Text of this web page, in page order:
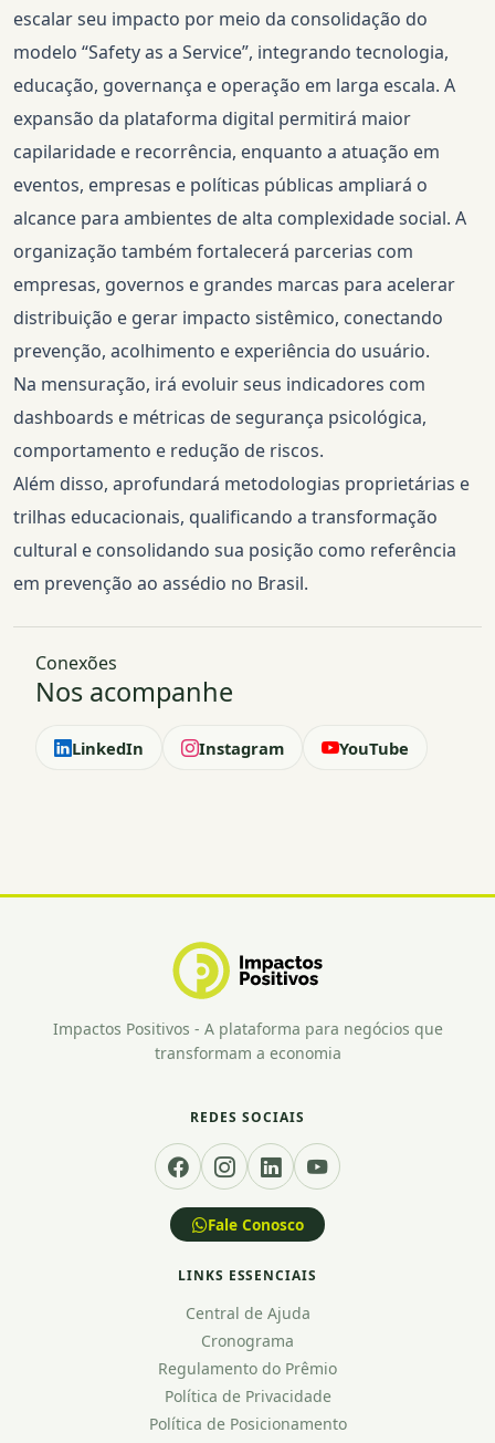
escalar seu impacto por meio da consolidação do
modelo “Safety as a Service”, integrando tecnologia,
educação, governança e operação em larga escala. A
expansão da plataforma digital permitirá maior
capilaridade e recorrência, enquanto a atuação em
eventos, empresas e políticas públicas ampliará o
alcance para ambientes de alta complexidade social. A
organização também fortalecerá parcerias com
empresas, governos e grandes marcas para acelerar
distribuição e gerar impacto sistêmico, conectando
prevenção, acolhimento e experiência do usuário.
Na mensuração, irá evoluir seus indicadores com
dashboards e métricas de segurança psicológica,
comportamento e redução de riscos.
Além disso, aprofundará metodologias proprietárias e
trilhas educacionais, qualificando a transformação
cultural e consolidando sua posição como referência
em prevenção ao assédio no Brasil.
Conexões
Nos acompanhe
LinkedIn Instagram YouTube
Impactos Positivos - A plataforma para negócios que
transformam a economia
REDES SOCIAIS
Fale Conosco
LINKS ESSENCIAIS
Central de Ajuda
Cronograma
Regulamento do Prêmio
Política de Privacidade
Política de Posicionamento